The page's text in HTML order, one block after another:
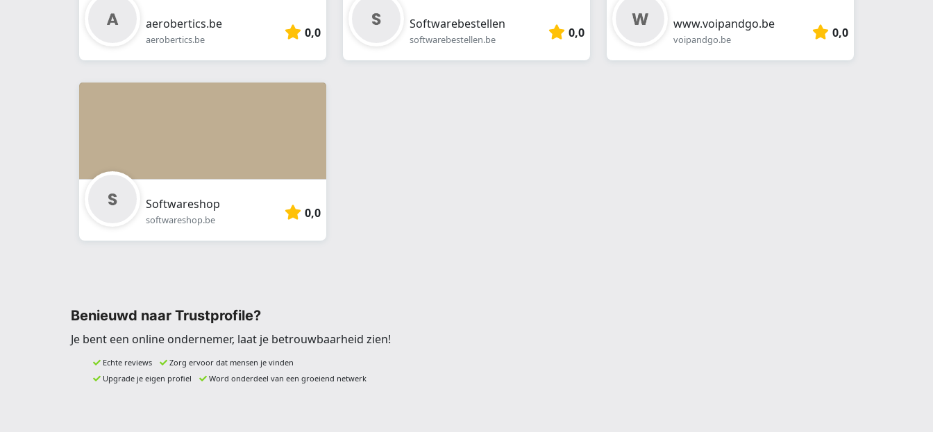
aerobertics.be
aerobertics.be 0,0
Softwarebestellen
softwarebestellen.be 0,0
www.voipandgo.be
voipandgo.be 0,0
Softwareshop
softwareshop.be 0,0
Benieuwd naar Trustprofile?
Je bent een online ondernemer, laat je betrouwbaarheid zien!
Echte reviews
Zorg ervoor dat mensen je vinden
Upgrade je eigen profiel
Word onderdeel van een groeiend netwerk